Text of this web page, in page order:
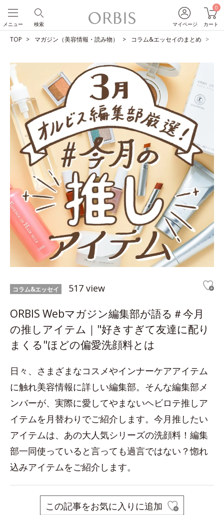
マイページ
0
カート
検索
メニュー
TOP マガジン（美容情報・読み物） コラム&エッセイのまとめ
コラム&エッセイ 517 view
ORBIS Webマガジン編集部が語る＃今月
の推しアイテム｜"好きすぎて友達に配り
まくる"ほどの偏愛洗顔料とは
日々、さまざまなコスメやインナーケアアイテム
に触れ美容情報に詳しい編集部。そんな編集部メ
ンバーが、実際に愛してやまないヘビロテ推しア
イテムを月替わりでご紹介します。今月推したい
アイテムは、あの大人気シリーズの洗顔料！編集
部一同使っていると言っても過言ではない？惚れ
込みアイテムをご紹介します。
この記事をお気に入りに追加